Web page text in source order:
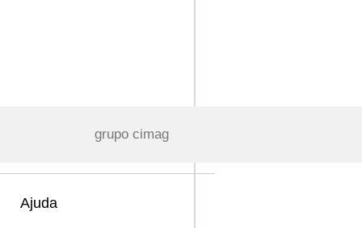
grupo cimag
Ajuda